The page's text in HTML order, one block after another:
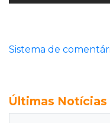
Sistema de
Últimas Notícias